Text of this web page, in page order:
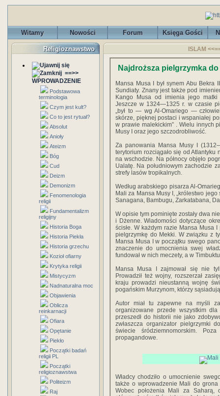
Witamy Nowości Forum Księga Gości
Religioznawstwo
==>>
WPROWADZENIE
Podstawowa
terminologia
Czym jest kult?
Co to jest rytuał?
Absolut
Anioły
Ateizm
Bóg
Cud
Deizm
Demonizm
Fenomenologia
religii
Fundamentalizm
religijny
Historia Boga
Historia Piekła
Historia grzechu
Kozioł ofiarny
Krytyka religii
Mistycyzm
Nadnaturalna moc
Objawienia
Oblicza
reinkarnacji
Ofiara
Opętanie
Piekło
Początki badań
religii PL
Początki
religioznawstwa
Politeizm
Raj
ISLAM
Najdroższa pielgrzymka
Mansa Musa I był synem Abu Bekra
Sundiaty. Znany jest także pod
Kango Musa od imienia jego matki
Jeszcze w 1324—1325 r. w czasie
„był to — wg Al-Omariego —
skórze, pięknej postaci i wspaniałej
w prawie malekickim” . Wielu innych
Musy I oraz jego szczodrobliwość.
Za panowania Mansa Musy I
terytorium rozciągało się od
na wschodzie. Na północy objęło
Ualatę. Na południowym zachodzie
strefy lasów tropikalnych.
Według arabskiego pisarza Al-
Mali za Mansa Musy I, „królestwo jego
Sanagana, Bambugu, Zarkatabana,
W opisie tym pominięte zostały dwa
i Dżenne. Wiadomości dotyczące
ścisłe. W każdym razie Mansa Musa
pielgrzymkę do Mekki. W związku z
Mansa Musa I w początku swego
znaczenie do umocnienia swej
fundował w nich meczety, a w
Mansa Musa I zajmował się nie
Prowadził też wojny, rozszerzał
kraju prowadzi nieustanną wojnę
pogańskim Murzynom, którzy
Autor miał tu zapewne na myśli
organizowane przede wszystkim
przeszedł do historii nie jako
zwłaszcza organizator pielgrzymki
świecie śródziemnomorskim.
propagandowe.
Władcy chodziło o umocnienie
także o wprowadzenie Mali do grona
Wobec położenia Mali za Saharą,